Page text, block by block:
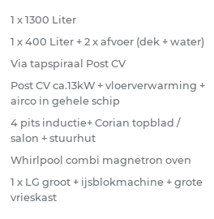
1 x 1300 Liter
1 x 400 Liter + 2 x afvoer (dek + water)
Via tapspiraal Post CV
Post CV ca.13kW + vloerverwarming +
airco in gehele schip
4 pits inductie+ Corian topblad /
salon + stuurhut
Whirlpool combi magnetron oven
1 x LG groot + ijsblokmachine + grote
vrieskast